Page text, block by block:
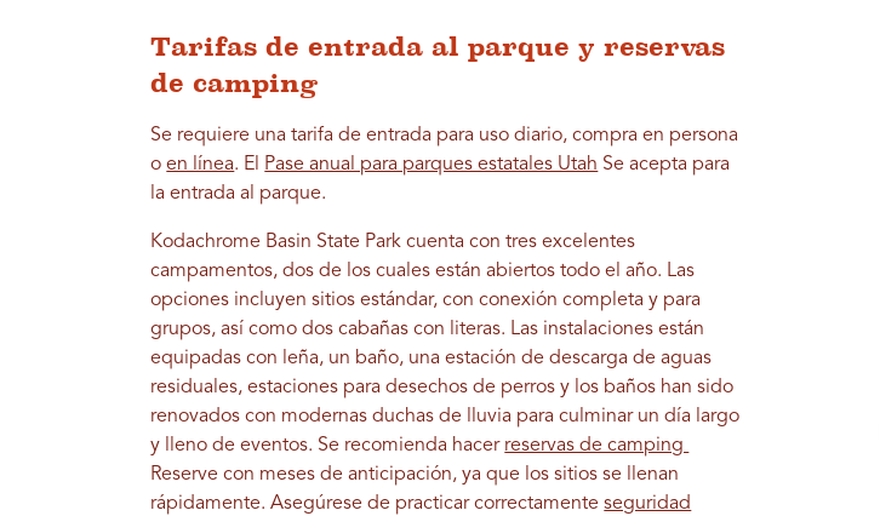
Tarifas de entrada al parque y reservas
de camping
Se requiere una tarifa de entrada para uso diario, compra en persona
oen línea. El Pase anual para parques estatales Utah Se acepta para
la entrada al parque.
Kodachrome Basin State Park cuenta con tres excelentes
campamentos, dos de los cuales están abiertos todo el año. Las
opciones incluyen sitios estándar, con conexión completa y para
grupos, así como dos cabañas con literas. Las instalaciones están
equipadas con leña, un baño, una estación de descarga de aguas
residuales, estaciones para desechos de perros y los baños han sido
renovados con modernas duchas de lluvia para culminar un día largo
y lleno de eventos. Se recomienda hacer reservas de camping
Reserve con meses de anticipación, ya que los sitios se llenan
rápidamente. Asegúrese de practicar correctamenteseguridad